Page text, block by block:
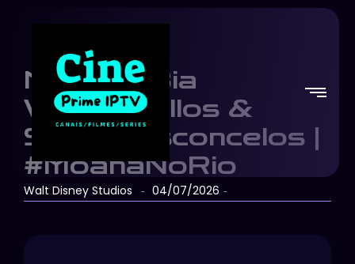
Moana | Bia
Vasconcellos &
Saulo Vasconcelos |
#MoanaNoRio
Walt Disney Studios - 04/07/2026 -